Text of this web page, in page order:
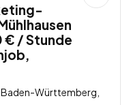
€ / Stunde
Württemberg,